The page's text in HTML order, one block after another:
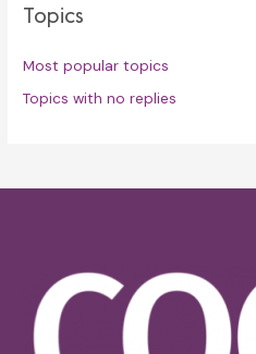
Topics
Most popular topics
Topics with no replies